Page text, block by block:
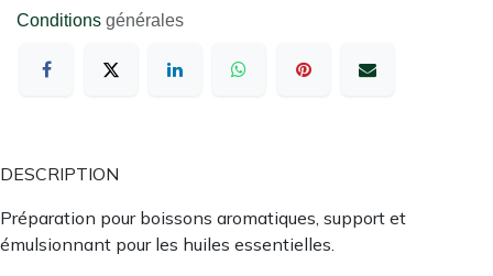
Conditions générales
DESCRIPTION
Préparation pour boissons aromatiques, support et
émulsionnant pour les huiles essentielles.